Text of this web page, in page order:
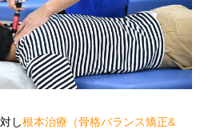
し根本治療（骨格バランス矯正&